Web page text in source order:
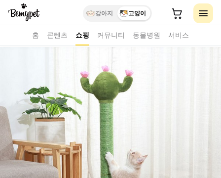
강아지 고양이
홈 콘텐츠 쇼핑 커뮤니티 동물병원 서비스